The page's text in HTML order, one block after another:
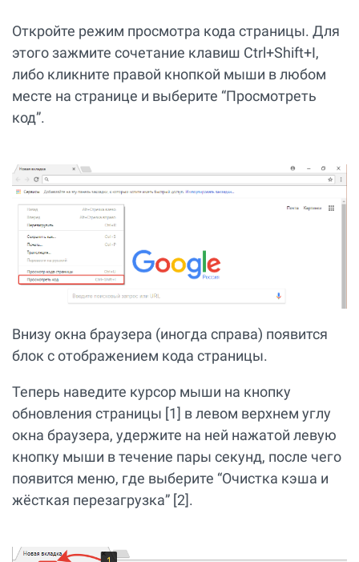
Откройте режим просмотра кода страницы. Для
этого зажмите сочетание клавиш Ctrl+Shift+I,
либо кликните правой кнопкой мыши в любом
месте на странице и выберите “Просмотреть
код”.
Внизу окна браузера (иногда справа) появится
блок с отображением кода страницы.
Теперь наведите курсор мыши на кнопку
обновления страницы [1] в левом верхнем углу
окна браузера, удержите на ней нажатой левую
кнопку мыши в течение пары секунд, после чего
появится меню, где выберите “Очистка кэша и
жёсткая перезагрузка” [2].